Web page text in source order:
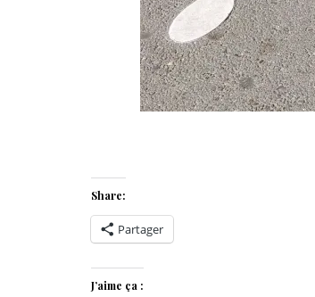
Share:
Partager
J’aime ça :